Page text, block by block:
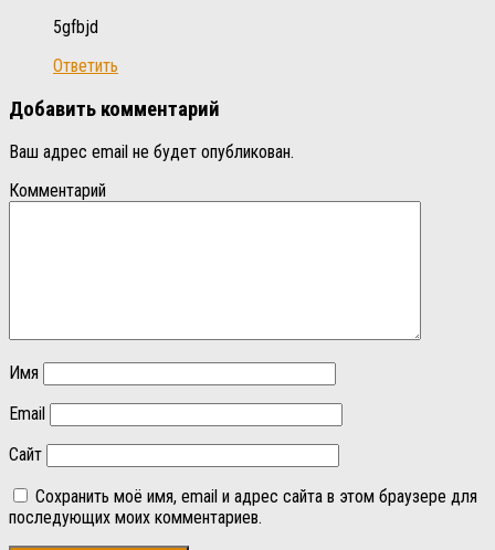
5gfbjd
Ответить
Добавить комментарий
Ваш адрес email не будет опубликован.
Комментарий
Имя
Email
Сайт
Сохранить моё имя, email и адрес сайта в этом браузере для
последующих моих комментариев.